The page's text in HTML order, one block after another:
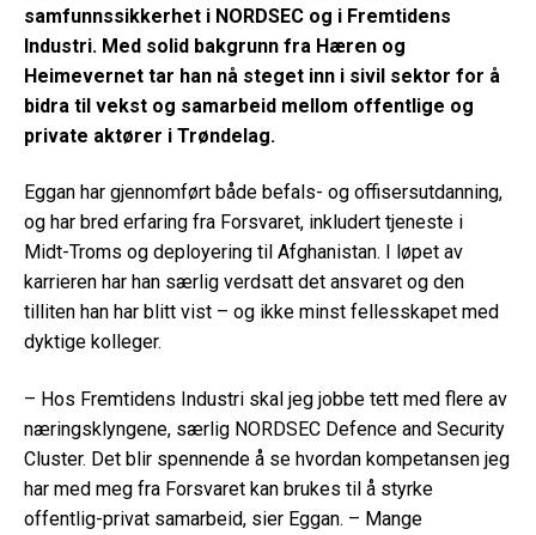
samfunnssikkerhet i NORDSEC og i Fremtidens
Industri. Med solid bakgrunn fra Hæren og
Heimevernet tar han nå steget inn i sivil sektor for å
bidra til vekst og samarbeid mellom offentlige og
private aktører i Trøndelag.
Eggan har gjennomført både befals- og offisersutdanning,
og har bred erfaring fra Forsvaret, inkludert tjeneste i
Midt-Troms og deployering til Afghanistan. I løpet av
karrieren har han særlig verdsatt det ansvaret og den
tilliten han har blitt vist – og ikke minst fellesskapet med
dyktige kolleger.
– Hos Fremtidens Industri skal jeg jobbe tett med flere av
næringsklyngene, særlig NORDSEC Defence and Security
Cluster. Det blir spennende å se hvordan kompetansen jeg
har med meg fra Forsvaret kan brukes til å styrke
offentlig-privat samarbeid, sier Eggan. – Mange